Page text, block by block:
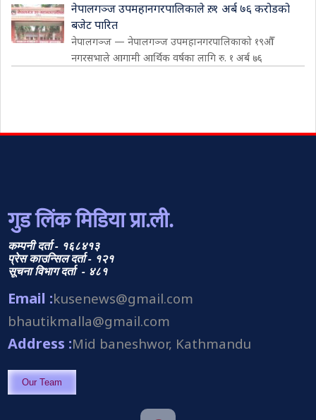
नेपालगञ्ज उपमहानगरपालिकाले रु. १ अर्ब ७६ करोडको
बजेट पारित
नेपालगञ्ज — नेपालगञ्ज उपमहानगरपालिकाको १९औँ
नगरसभाले आगामी आर्थिक वर्षका लागि रु. १ अर्ब ७६
गुड लिंक मिडिया प्रा.ली.
कम्पनी दर्ता - १६८४१३
प्रेस काउन्सिल दर्ता - १२१
सूचना विभाग दर्ता - ४८१
Email :kusenews@gmail.com
bhautikmalla@gmail.com
Address :Mid baneshwor, Kathmandu
Our Team